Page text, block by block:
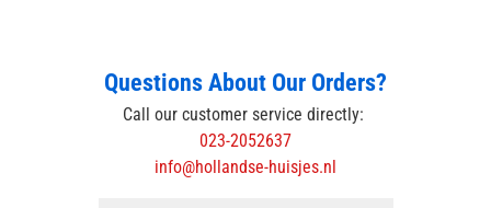
Questions About Our Orders?
Call our customer service directly:
023-2052637
info@hollandse-huisjes.nl